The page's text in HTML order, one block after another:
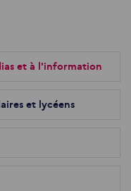
et à l'information
et lycéens